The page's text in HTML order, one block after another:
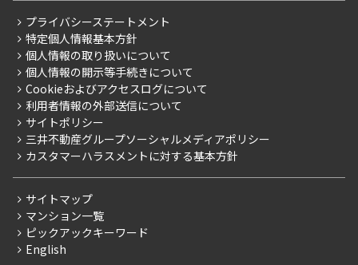
こだわりから探す
こだわり一覧
プレミアムマンション
新築
当社限定（港区・渋谷区）
当社限定（港区・渋谷区以外）
三井不動産企画
賃料改定
フリーレント
ペット可
ご入居・提携サービス
お部屋探しからご契約まで
よくあるご質問
社宅紹介
【仲介会社様向け】当社仲介事業部取り扱い物件入居申込
会社情報
事業案内
採用情報
ニュースリリース
お問い合わせ
プライバシーステートメント
特定個人情報基本方針
個人情報の取り扱いについて
個人情報の開示等手続きについて
Cookieおよびアクセスログについて
利用者情報の外部送信について
サイトポリシー
三井不動産グループソーシャルメディアポリシー
カスタマーハラスメントに対する基本方針
サイトマップ
マンション一覧
ピックアックキーワード
English